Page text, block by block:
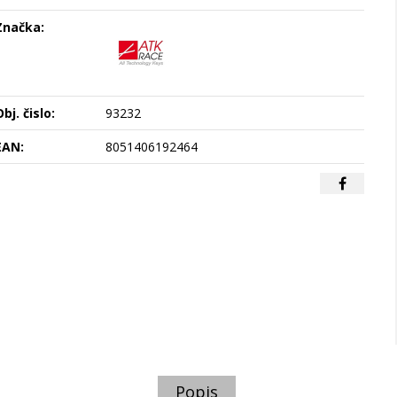
čislo:
93232
8051406192464
Popis